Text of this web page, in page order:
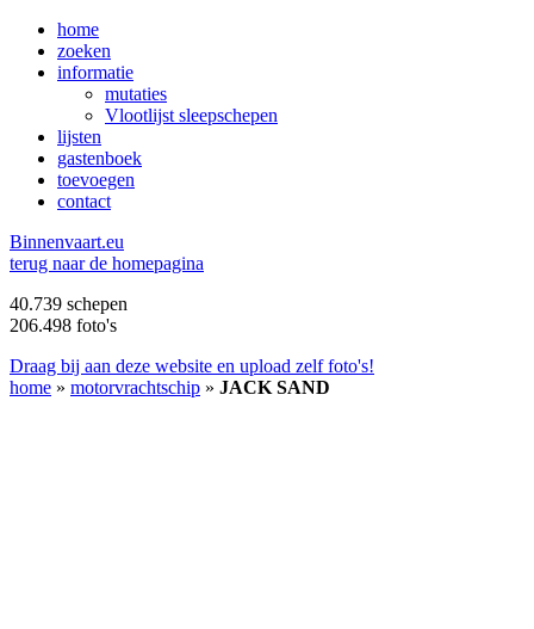
home
zoeken
informatie
mutaties
Vlootlijst sleepschepen
lijsten
gastenboek
toevoegen
contact
Binnenvaart.eu
terug naar de homepagina
40.739 schepen
206.498 foto's
Draag bij aan deze website en upload zelf foto's!
home » motorvrachtschip » JACK SAND